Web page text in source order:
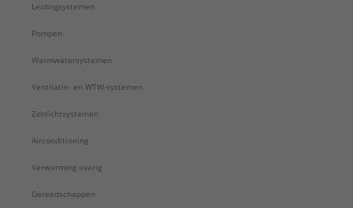
Leidingsystemen
Pompen
Warmwatersystemen
Ventilatie- en WTW-systemen
Zonlichtsystemen
Airconditioning
Verwarming overig
Gereedschappen